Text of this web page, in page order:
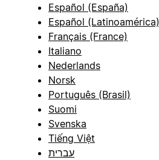
Español (España)
Español (Latinoamérica)
Français (France)
Italiano
Nederlands
Norsk
Português (Brasil)
Suomi
Svenska
Tiếng Việt
עברית